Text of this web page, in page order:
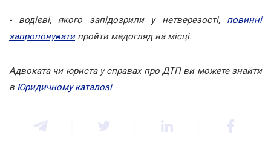
- водієві, якого запідозрили у нетверезості, повинні
запропонуватипройти медогляд на місці.
Адвоката чи юриста у справах про ДТП ви можете знайти
в Юридичному каталозі